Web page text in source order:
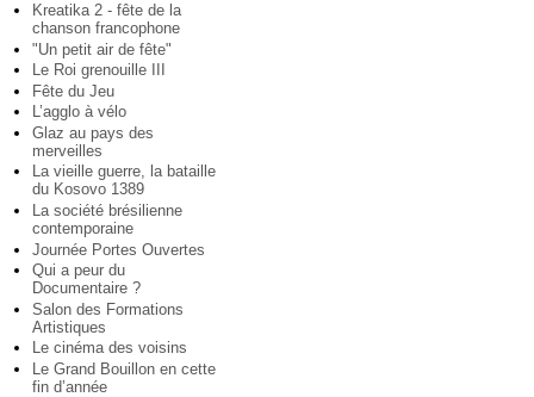
Kreatika 2 - fête de la
chanson francophone
"Un petit air de fête"
Le Roi grenouille III
Fête du Jeu
L’agglo à vélo
Glaz au pays des
merveilles
La vieille guerre, la bataille
du Kosovo 1389
La société brésilienne
contemporaine
Journée Portes Ouvertes
Qui a peur du
Documentaire ?
Salon des Formations
Artistiques
Le cinéma des voisins
Le Grand Bouillon en cette
fin d’année